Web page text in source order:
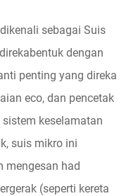
sebagai Suis
dengan
penting yang direka
eco, dan pencetak
sistem keselamatan
suis mikro ini
mengesan had
(seperti kereta